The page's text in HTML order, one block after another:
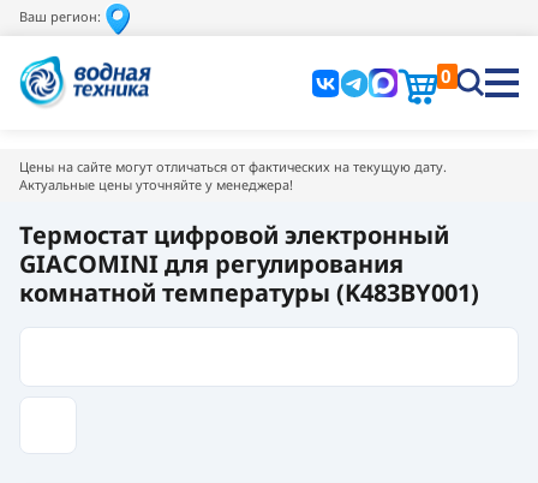
Ваш регион:
0
Цены на сайте могут отличаться от фактических на текущую дату.
Актуальные цены уточняйте у менеджера!
Термостат цифровой электронный
GIACOMINI для регулирования
комнатной температуры (K483BY001)